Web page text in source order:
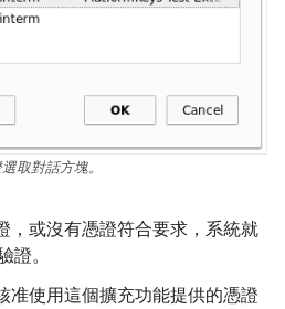
取對話方塊。
，或沒有憑證符合要求，系統就
證。
准使用這個擴充功能提供的憑證